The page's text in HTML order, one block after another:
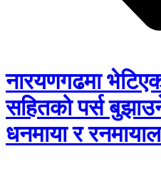
नारयणगढमा
सहितको पर्स
धनमाया र